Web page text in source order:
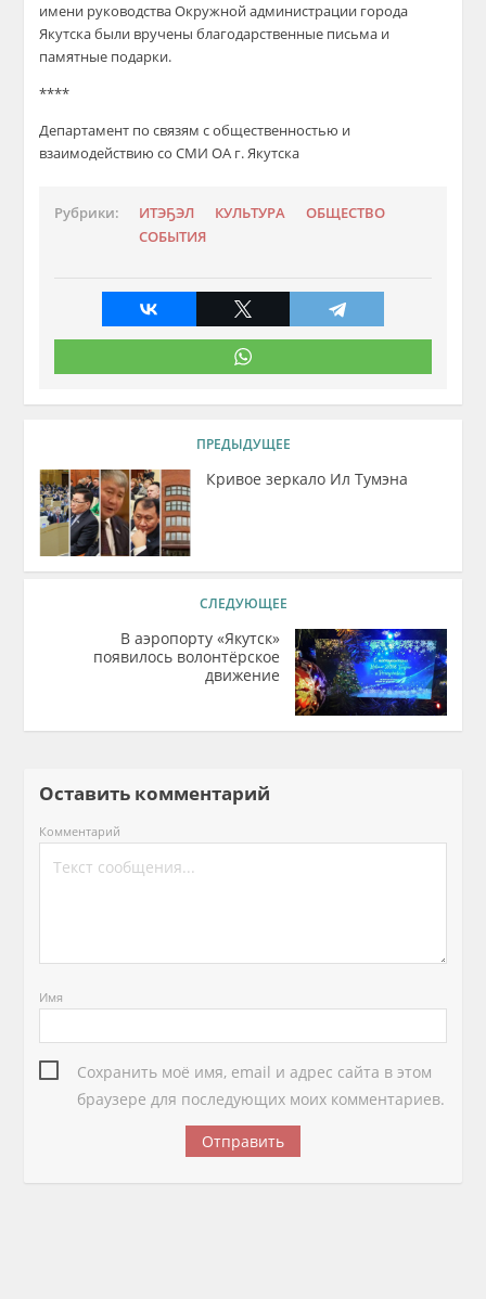
имени руководства Окружной администрации города
Якутска были вручены благодарственные письма и
памятные подарки.
****
Департамент по связям с общественностью и
взаимодействию со СМИ ОА г. Якутска
Рубрики: ИТЭҔЭЛ КУЛЬТУРА
ОБЩЕСТВО
СОБЫТИЯ
ПРЕДЫДУЩЕЕ
Кривое зеркало Ил Тумэна
СЛЕДУЮЩЕЕ
В аэропорту «Якутск»
появилось волонтёрское
движение
Оставить комментарий
Комментарий
Имя
Сохранить моё имя, email и адрес сайта в этом
браузере для последующих моих комментариев.